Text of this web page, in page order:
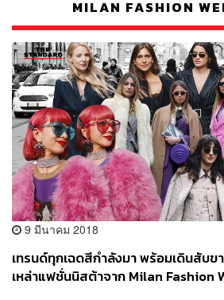
MILAN FASHION
9 มีนาคม 2018
เทรนด์ทุกเฉดสีกำลังมา พร้อมเดินสับ
เหล่าแฟชั่นนิสต้าจาก Milan Fashion